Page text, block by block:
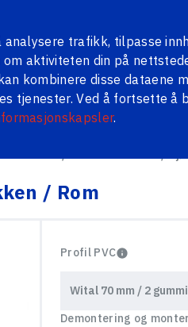
trafikk, tilpasse
aktiviteten din på
kombinere disse dataene
tjenester. Ved å fortsette
.
LAGERMETALLDØRER
/ Rom
Profil PVC
Demontering og